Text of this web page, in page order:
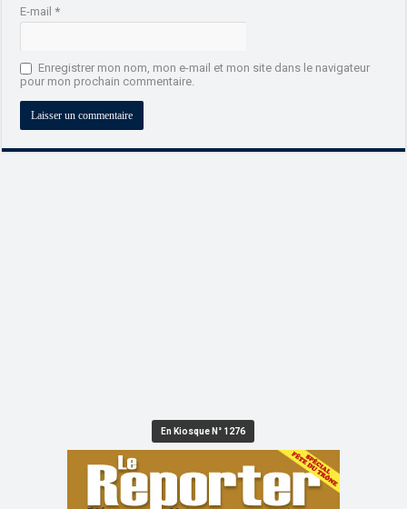
E-mail*
Enregistrer mon nom, mon e-mail et mon site dans le navigateur
pour mon prochain commentaire.
En Kiosque N° 1276